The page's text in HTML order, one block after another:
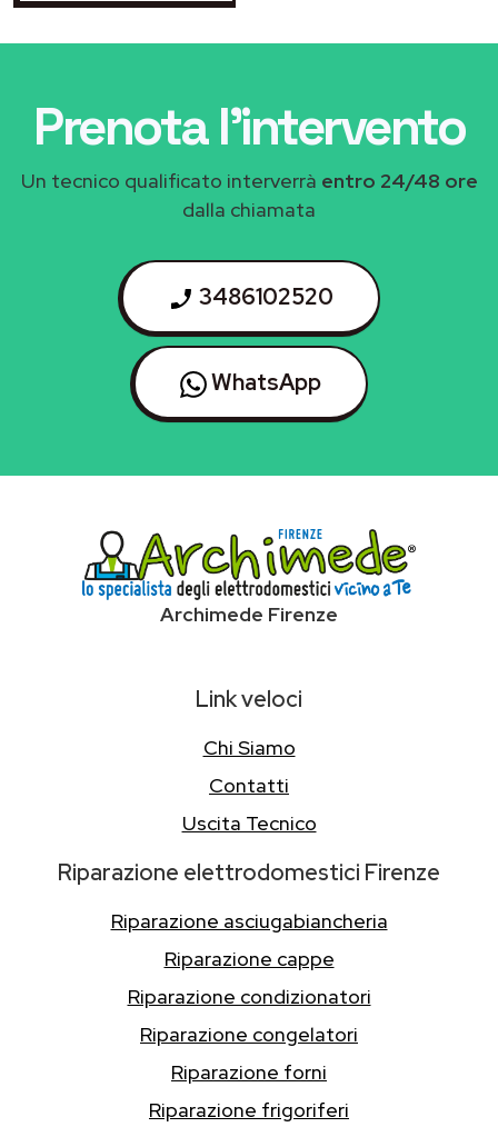
Prenota l'intervento
Un tecnico qualificato interverrà entro 24/48 ore
dalla chiamata
3486102520
WhatsApp
Archimede Firenze
Link veloci
Chi Siamo
Contatti
Uscita Tecnico
Riparazione elettrodomestici Firenze
Riparazione asciugabiancheria
Riparazione cappe
Riparazione condizionatori
Riparazione congelatori
Riparazione forni
Riparazione frigoriferi